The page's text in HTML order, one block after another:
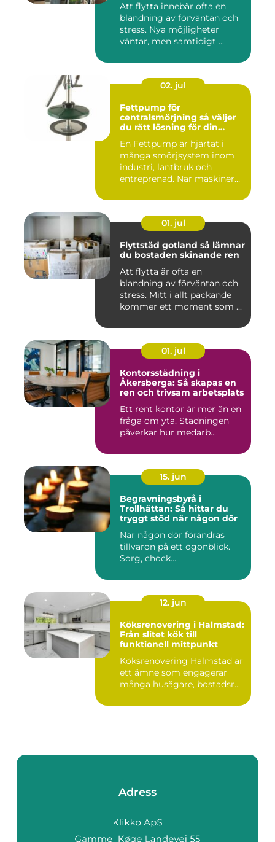
Att flytta innebär ofta en
blandning av förväntan och
stress. Nya möjligheter
väntar, men samtidigt ...
02. jul
Fettpump för
centralsmörjning så väljer
du rätt lösning för din
En Fettpump är hjärtat i
många smörjsystem inom
industri, lantbruk och
entreprenad. När maskiner
01. jul
Flyttstäd gotland så lämnar
du bostaden skinande ren
Att flytta är ofta en
blandning av förväntan och
stress. Mitt i allt packande
kommer ett moment som ...
01. jul
Kontorsstädning i
Åkersberga: Så skapas en
ren och trivsam arbetsplats
Ett rent kontor är mer än en
fråga om yta. Städningen
påverkar hur medarb...
15. jun
Begravningsbyrå i
Trollhättan: Så hittar du
tryggt stöd när någon dör
När någon dör förändras
tillvaron på ett ögonblick.
Sorg, chock...
12. jun
Köksrenovering i Halmstad:
Från slitet kök till
funktionell mittpunkt
Köksrenovering Halmstad är
ett ämne som engagerar
många husägare, bostadsr...
Adress